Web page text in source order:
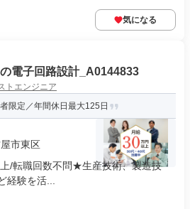
気になる
電子回路設計_A0144833
トエンジニア
限定／年間休日最大125日
市東区
/転職回数不問★生産技術、製造技
経験を活...